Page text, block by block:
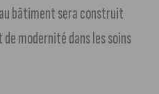
bâtiment sera construit
modernité dans les soins